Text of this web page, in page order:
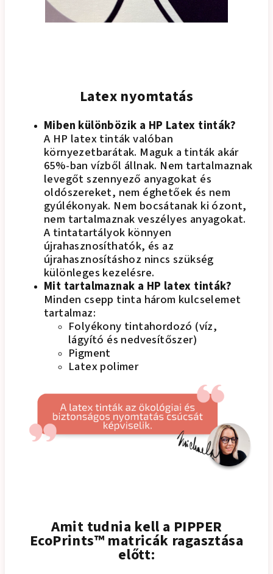
Latex nyomtatás
Miben különbözik a HP Latex tinták?
A HP latex tinták valóban
környezetbarátak. Maguk a tinták akár
65%-ban vízből állnak. Nem tartalmaznak
levegőt szennyező anyagokat és
oldószereket, nem éghetőek és nem
gyúlékonyak. Nem bocsátanak ki ózont,
nem tartalmaznak veszélyes anyagokat.
A tintatartályok könnyen
újrahasznosíthatók, és az
újrahasznosításhoz nincs szükség
különleges kezelésre.
Mit tartalmaznak a HP latex tinták?
Minden csepp tinta három kulcselemet
tartalmaz:
Folyékony tintahordozó (víz,
lágyító és nedvesítőszer)
Pigment
Latex polimer
Amit tudnia kell a PIPPER
EcoPrints™ matricák ragasztása
előtt: